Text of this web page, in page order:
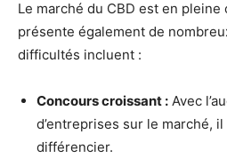
Le marché du CBD est en pleine
présente également de
difficultés incluent :
Concours croissant : Avec
d’entreprises sur le marché,
différencier.